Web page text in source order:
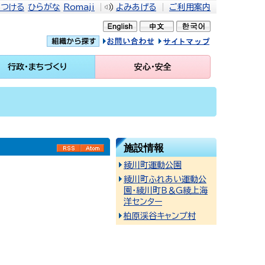
ける ひらがな Romaji よみあげる ご利用案内
問い合せ イトマップ
行政・まちづくり 安心・安全
RSS Atom施設情報
綾川町運動公園
綾川町ふれあい運動公
園・綾川町Ｂ＆G綾上海
洋センター
柏原渓谷キャンプ村